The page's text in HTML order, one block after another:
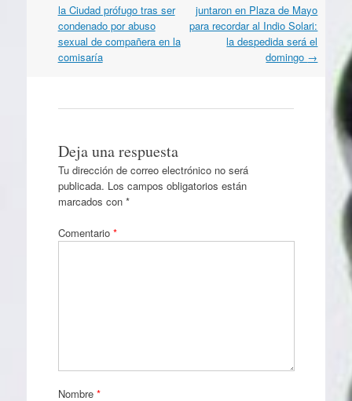
por
artículos
la Ciudad prófugo tras ser
condenado por abuso
sexual de compañera en la
comisaría
juntaron en Plaza de Mayo
para recordar al Indio Solari:
la despedida será el
domingo →
Deja una respuesta
Tu dirección de correo electrónico no será
publicada. Los campos obligatorios están
marcados con *
Comentario *
Nombre *